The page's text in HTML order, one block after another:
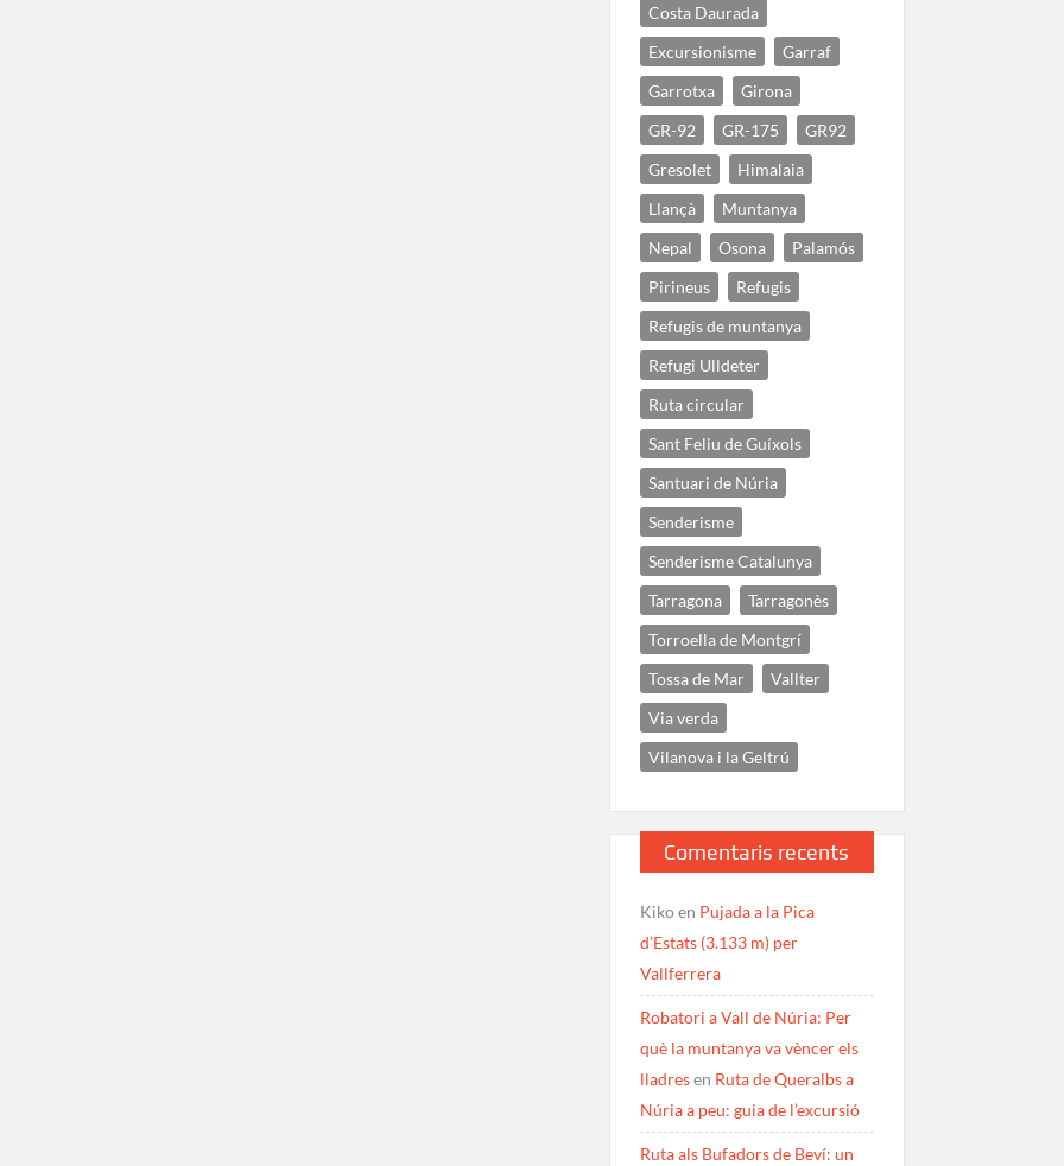
Costa Daurada
Excursionisme
Garraf
Garrotxa
Girona
GR-92
GR-175
GR92
Gresolet
Himalaia
Llançà
Muntanya
Nepal
Osona
Palamós
Pirineus
Refugis
Refugis de muntanya
Refugi Ulldeter
Ruta circular
Sant Feliu de Guíxols
Santuari de Núria
Senderisme
Senderisme Catalunya
Tarragona
Tarragonès
Torroella de Montgrí
Tossa de Mar
Vallter
Via verda
Vilanova i la Geltrú
Comentaris recents
Kikoen Pujada a la Pica
d’Estats (3.133 m) per
Vallferrera
Robatori a Vall de Núria: Per
què la muntanya va vèncer els
lladresen Ruta de Queralbs a
Núria a peu: guia de l’excursió
Ruta als Bufadors de Beví: un